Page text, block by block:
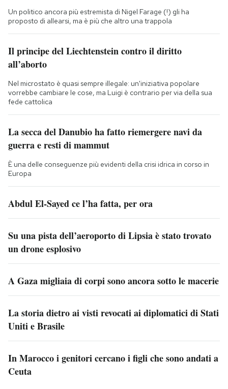
Un politico ancora più estremista di Nigel Farage (!) gli ha
proposto di allearsi, ma è più che altro una trappola
Il principe del Liechtenstein contro il diritto
all’aborto
Nel microstato è quasi sempre illegale: un'iniziativa popolare
vorrebbe cambiare le cose, ma Luigi è contrario per via della sua
fede cattolica
La secca del Danubio ha fatto riemergere navi da
guerra e resti di mammut
È una delle conseguenze più evidenti della crisi idrica in corso in
Europa
Abdul El-Sayed ce l’ha fatta, per ora
Su una pista dell’aeroporto di Lipsia è stato trovato
un drone esplosivo
A Gaza migliaia di corpi sono ancora sotto le macerie
La storia dietro ai visti revocati ai diplomatici di Stati
Uniti e Brasile
In Marocco i genitori cercano i figli che sono andati a
Ceuta